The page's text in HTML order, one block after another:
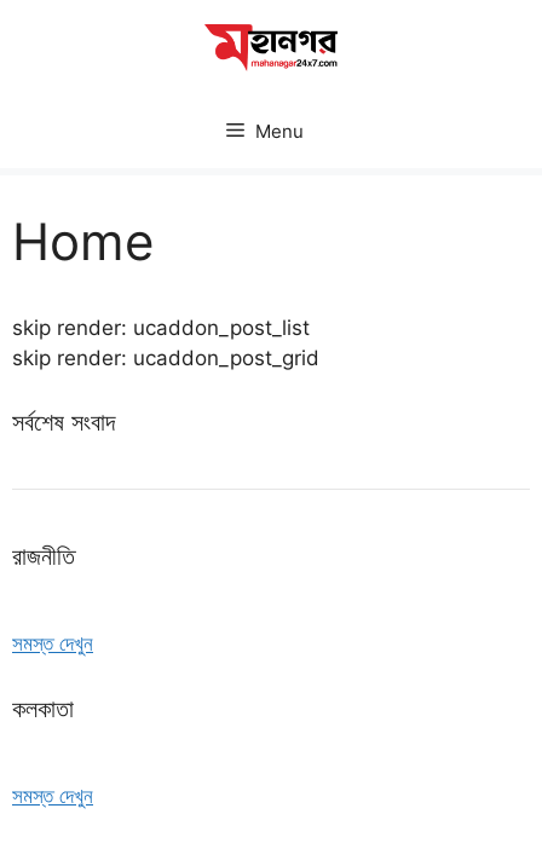
Menu
Home
skip render: ucaddon_post_list
skip render: ucaddon_post_grid
সর্বশেষ সংবাদ
রাজনীতি
সমস্ত দেখুন
কলকাতা
সমস্ত দেখুন